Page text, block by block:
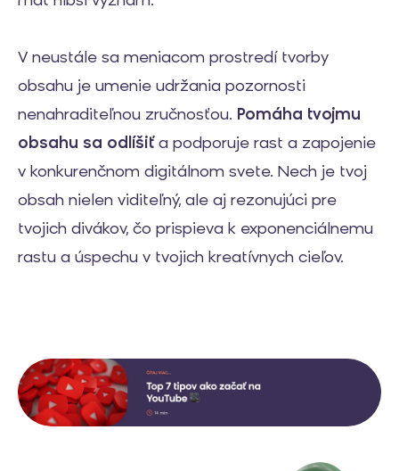
V neustále sa meniacom prostredí tvorby
obsahu je umenie udržania pozornosti
nenahraditeľnou zručnosťou. Pomáha tvojmu
obsahu sa odlíšiťa podporuje rast a zapojenie
v konkurenčnom digitálnom svete. Nech je tvoj
obsah nielen viditeľný, ale aj rezonujúci pre
tvojich divákov, čo prispieva k exponenciálnemu
rastu a úspechu v tvojich kreatívnych cieľov.